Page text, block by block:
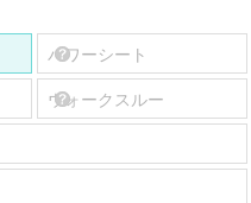
パワーシート
ウォークスルー